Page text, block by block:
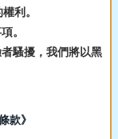
利。
。
騷擾，我們將以黑
款》